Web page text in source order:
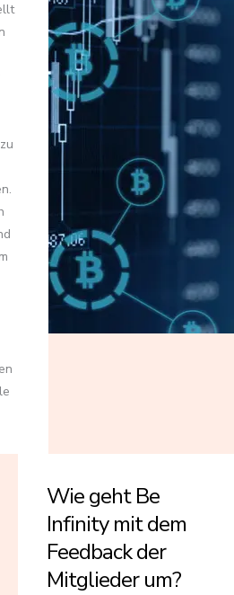
Wie geht Be
Infinity mit dem
Feedback der
Mitglieder um?